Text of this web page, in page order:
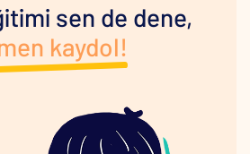
sen de dene,
kaydol!